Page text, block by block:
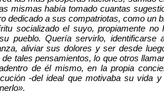
mismas había tomado cuantas
dedicado a sus compatriotas, como un
socializado el suyo, propiamente
pueblo. Quería servirlo,
aliviar sus dolores y ser desde
de tales pensamientos, lo que otros
de él mismo, en la propia
-del ideal que motivaba su vida